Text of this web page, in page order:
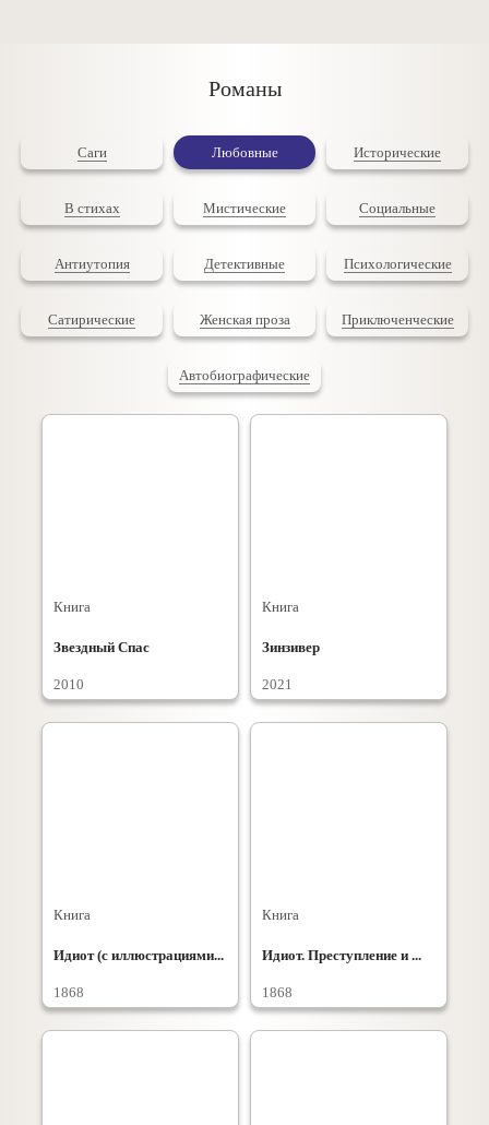
Романы
Саги Любовные Исторические
В стихах Мистические Социальные
Антиутопия Детективные Психологические
Сатирические Женская проза Приключенческие
Автобиографические
Книга
Звездный Спас
2010
Книга
Зинзивер
2021
Книга
Идиот (с иллюстрациями...
1868
Книга
Идиот. Преступление и ...
1868